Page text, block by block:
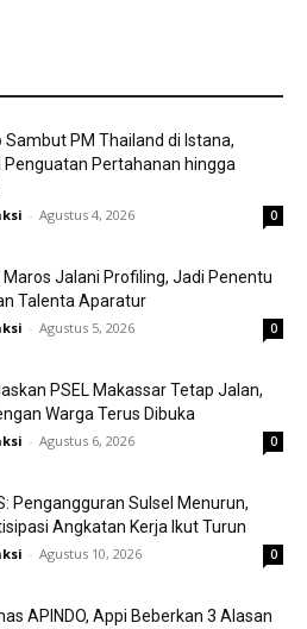
Sambut PM Thailand di Istana,
Penguatan Pertahanan hingga
- Agustus 4, 2026 0
Maros Jalani Profiling, Jadi Penentu
Talenta Aparatur
- Agustus 5, 2026 0
PSEL Makassar Tetap Jalan,
Warga Terus Dibuka
- Agustus 6, 2026 0
Pengangguran Sulsel Menurun,
Angkatan Kerja Ikut Turun
- Agustus 10, 2026 0
APINDO, Appi Beberkan 3 Alasan